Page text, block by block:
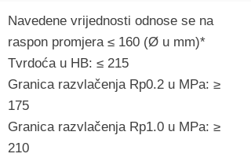
Navedene vrijednosti odnose se na
raspon promjera ≤ 160 (Ø u mm)*
Tvrdoća u HB: ≤ 215
Granica razvlačenja Rp0.2 u MPa: ≥
175
Granica razvlačenja Rp1.0 u MPa: ≥
210